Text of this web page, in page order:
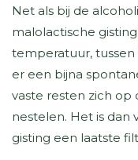
Net als bij de
malolactische
temperatuur, tussen
er een bijna
vaste resten zich
nestelen. Het is
gisting een laatste